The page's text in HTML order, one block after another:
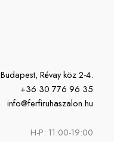
Budapest, Révay köz 2-4.
+36 30 776 96 35
info@ferfiruhaszalon.hu
H-P: 11:00-19:00